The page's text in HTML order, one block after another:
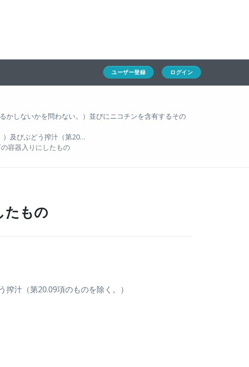
ユーザー登録 ログイン
かしないかを問わない。）並びにニコチンを含有するその
）及びぶどう搾汁（第20…
容器入りにしたもの
たもの
汁（第20.09項のものを除く。）
求人一覧
通関Ｑ＆Ａ
通関士NEWS